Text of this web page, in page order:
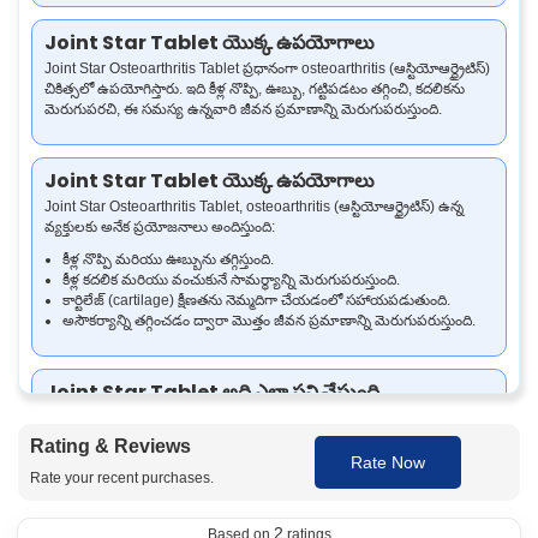
Joint Star Tablet యొక్క ఉపయోగాలు
Joint Star Osteoarthritis Tablet ప్రధానంగా osteoarthritis (ఆస్టియోఆర్థ్రైటిస్)
చికిత్సలో ఉపయోగిస్తారు. ఇది కీళ్ల నొప్పి, ఊబ్బు, గట్టిపడటం తగ్గించి, కదలికను
మెరుగుపరచి, ఈ సమస్య ఉన్నవారి జీవన ప్రమాణాన్ని మెరుగుపరుస్తుంది.
Joint Star Tablet యొక్క ఉపయోగాలు
Joint Star Osteoarthritis Tablet, osteoarthritis (ఆస్టియోఆర్థ్రైటిస్) ఉన్న
వ్యక్తులకు అనేక ప్రయోజనాలు అందిస్తుంది:
కీళ్ల నొప్పి మరియు ఊబ్బును తగ్గిస్తుంది.
కీళ్ల కదలిక మరియు వంచుకునే సామర్థ్యాన్ని మెరుగుపరుస్తుంది.
కార్టిలేజ్ (cartilage) క్షీణతను నెమ్మదిగా చేయడంలో సహాయపడుతుంది.
అసౌకర్యాన్ని తగ్గించడం ద్వారా మొత్తం జీవన ప్రమాణాన్ని మెరుగుపరుస్తుంది.
Joint Star Tablet అది ఎలా పని చేస్తుంది
inflammatory) ప్రభావం మరియు Glucosamine యొక్క కార్టిలేజ్ (cartilage)
మరమ్మత్తు చేసే ప్రయోజనాలను కలిపి పనిచేస్తుంది. Diacerein కీళ్లలో వాపును
తగ్గించడంలో సహాయపడుతుంది, Glucosamine కార్టిలేజ్ ఆరోగ్యాన్ని
Rating & Reviews
Rate your recent purchases.
Rate Now
Based on 2 ratings